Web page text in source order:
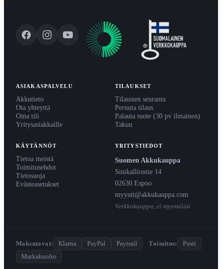
ASIAKASPALVELU
Akkutieto
Ota yhteyttä
Oma tili
Yritysasiakkaille
TILAUKSET
Tilausten seuranta
Peruuta tilaus
Palauta tuote (30 pv ilmainen)
Takuu
KÄYTÄNNÖT
Tietoa meistä
Toimitusehdot
Tietosuoja
Evästeasetukset
YRITYSTIEDOT
Suomen Akkukauppa
Sinikalliontie 14
02630 Espoo
myynti@akkukauppa.com
Verkkokauppa, ei myymälää
Maksutavat: Klarna PayPal Paytrail · Toimitus:
Posti
Matkahuolto